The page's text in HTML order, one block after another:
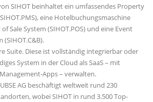
SIHOT beinhaltet ein umfassendes Property
eine Hotelbuchungsmaschine
Sale System (SIHOT.POS) und eine Event
Suite. Diese ist vollständig integrierbar oder
System in der Cloud als SaaS – mit
Apps – verwalten.
AG beschäftigt weltweit rund 230
wobei SIHOT in rund 3.500 Top-